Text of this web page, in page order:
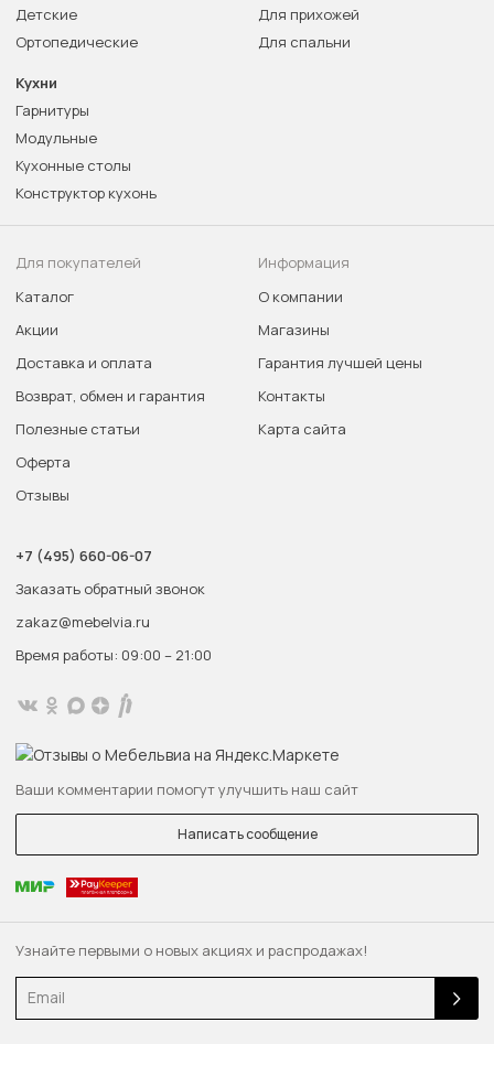
Узнайте первыми о новых акциях и распродажах!
Детские
Ортопедические
Для прихожей
Для спальни
Кухни
Гарнитуры
Модульные
Кухонные столы
Конструктор кухонь
Для покупателей
Каталог
Акции
Доставка и оплата
Возврат, обмен и гарантия
Полезные статьи
Оферта
Отзывы
Информация
О компании
Магазины
Гарантия лучшей цены
Контакты
Карта сайта
+7 (495) 660-06-07
Заказать обратный звонок
zakaz@mebelvia.ru
Время работы: 09:00 – 21:00
Ваши комментарии помогут улучшить наш сайт
Написать сообщение